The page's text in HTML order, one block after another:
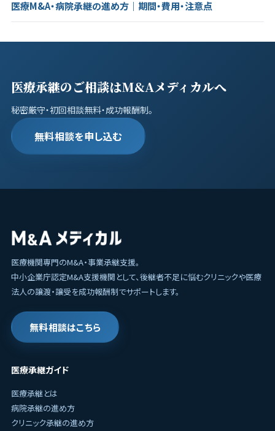
医療M&A・病院承継の進め方｜期間・費用・注意点
医療承継のご相談はM&Aメディカルへ
秘密厳守・初回相談無料・成功報酬制。
無料相談を申し込む
医療機関専門のM&A・事業承継支援。
中小企業庁認定M&A支援機関として、後継者不足に悩むクリニックや医療
法人の譲渡・譲受を成功報酬制でサポートします。
無料相談はこちら
医療承継ガイド
医療承継とは
病院承継の進め方
クリニック承継の進め方